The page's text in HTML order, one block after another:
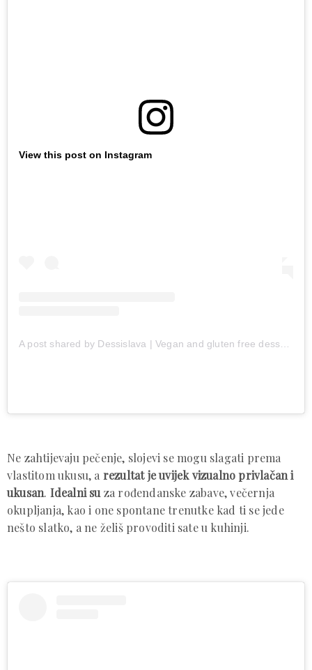
View this post on Instagram
Ne zahtijevaju pečenje, slojevi se mogu slagati prema
vlastitom ukusu, a rezultat je uvijek vizualno privlačan i
ukusan. Idealni su za rođendanske zabave, večernja
okupljanja, kao i one spontane trenutke kad ti se jede
nešto slatko, a ne želiš provoditi sate u kuhinji.